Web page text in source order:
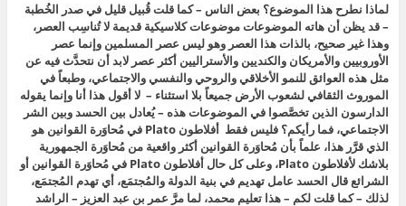
لماذا نطرح هذا الموضوع؟ بعض الناس – كما قلت قُبيل قليل في صدر الخُطبة
– قد يظن أن هاته الموضوعات موضوعات كلاسيكية قديمة لا تُناسِب العصر،
وهذا غير صحيح، بالذات هذا العصر وهو ليس عصر المسلمين وإنما عصر
الأوروبيين والأمريكان والكنديين والأستراليين أكثر عصر لابد أن نتحدَّث فيه عن
مثل هذه العوائق للنمو الأخلاقي والروحي والنفسي والاجتماعي، وطبعاً في
الموروث الثقافي لشعوب الأرض جميعاً بلا استثناء – لا أقول هذا أنا وإنما يقوله
الدارسون الذين تخصَّصوا في الموضوعات هذه – يُعادل بين الحسد وبين الشر
الاجتماعي، فما رأيكم؟ فليس فقط أفلاطون Plato في مُحاوَرة القوانين هو
الذي قرَّر هذا، علماً بأن مُحاوَرة القوانين أكثر واقعية من مُحاوَرة الجمهورية
بلاشك لأفلاطون Plato، وعلى كل حال أفلاطون Plato في مُحاوَرة القوانين أو
الشرائع قال الحسد عامل تهديم في بنية الدولة والمُجتمَع، أي تهدم المُجتمَع،
لذلك – كما قلت لكم – هذا تعليم محمد، لما مرَّ عمر بن عبد العزيز – الراشد